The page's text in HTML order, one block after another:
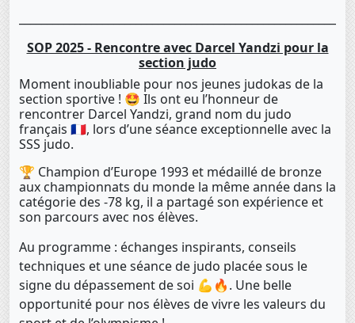
SOP 2025 - Rencontre avec Darcel Yandzi pour la
section judo
Moment inoubliable pour nos jeunes judokas de la
section sportive ! 🤩 Ils ont eu l’honneur de
rencontrer Darcel Yandzi, grand nom du judo
français 🇫🇷, lors d’une séance exceptionnelle avec la
SSS judo.
🏆 Champion d’Europe 1993 et médaillé de bronze
aux championnats du monde la même année dans la
catégorie des -78 kg, il a partagé son expérience et
son parcours avec nos élèves.
Au programme : échanges inspirants, conseils
techniques et une séance de judo placée sous le
signe du dépassement de soi 💪🔥. Une belle
opportunité pour nos élèves de vivre les valeurs du